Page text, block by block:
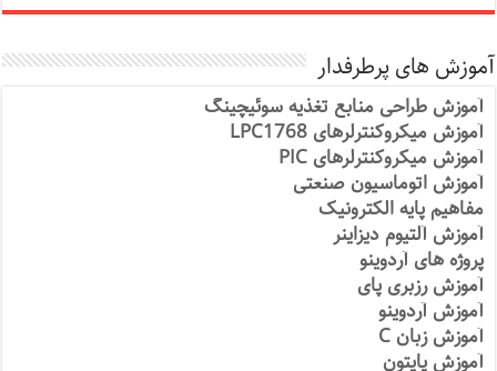
آموزش های پرطرفدار
آموزش طراحی منابع تغذیه سوئیچینگ
آموزش میکروکنترلرهای LPC1768
آموزش میکروکنترلرهای PIC
آموزش اتوماسیون صنعتی
مفاهیم پایه الکترونیک
آموزش آلتیوم دیزاینر
پروژه های آردوینو
آموزش رزبری پای
آموزش آردوینو
آموزش زبان C
آموزش پایتون